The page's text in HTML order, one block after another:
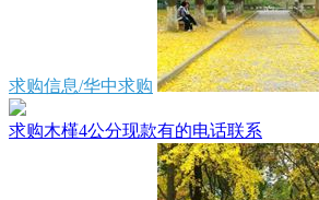
求购信息/华中求购
求购木槿4公分现款有的电话联系